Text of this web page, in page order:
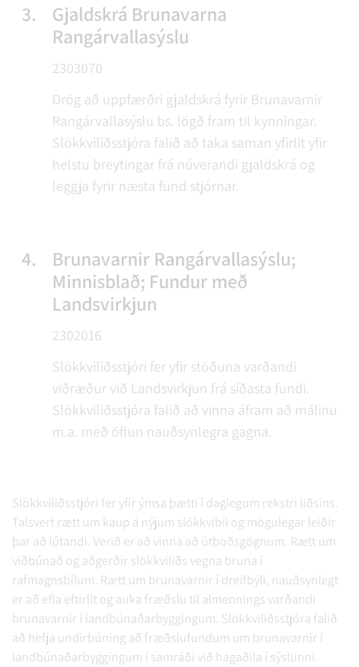
3.
Gjaldskrá Brunavarna
Rangárvallasýslu
2303070
Drög að uppfærðri gjaldskrá fyrir Brunavarnir
Rangárvallasýslu bs. lögð fram til kynningar.
Slökkviliðsstjóra falið að taka saman yfirlit yfir
helstu breytingar frá núverandi gjaldskrá og
leggja fyrir næsta fund stjórnar.
4.
Brunavarnir Rangárvallasýslu;
Minnisblað; Fundur með
Landsvirkjun
2302016
Slökkviliðsstjóri fer yfir stöðuna varðandi
viðræður við Landsvirkjun frá síðasta fundi.
Slökkviliðsstjóra falið að vinna áfram að málinu
m.a. með öflun nauðsynlegra gagna.
Slökkviliðsstjóri fer yfir ýmsa þætti í daglegum rekstri liðsins.
Talsvert rætt um kaup á nýjum slökkvibíl og mögulegar leiðir
þar að lútandi. Verið er að vinna að útboðsgögnum. Rætt um
viðbúnað og aðgerðir slökkviliðs vegna bruna í
rafmagnsbílum. Rætt um brunavarnir í dreifbýli, nauðsynlegt
er að efla eftirlit og auka fræðslu til almennings varðandi
brunavarnir í landbúnaðarbyggingum. Slökkviliðsstjóra falið
að hefja undirbúning að fræðslufundum um brunavarnir í
landbúnaðarbyggingum í samráði við hagaðila í sýslunni.